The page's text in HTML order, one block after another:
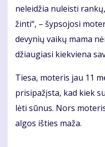
ne­lei­džia nu­leis­ti
žin­ti“, – šyp­so­jo­si
de­vy­nių vai­kų ma­ma
džiau­gia­si kiek­vie­na
Tie­sa, mo­te­ris jau 11
pri­si­pa­žįs­ta, kad kiek
lė­ti sū­nus. Nors
al­gos iš­ties ma­ža.